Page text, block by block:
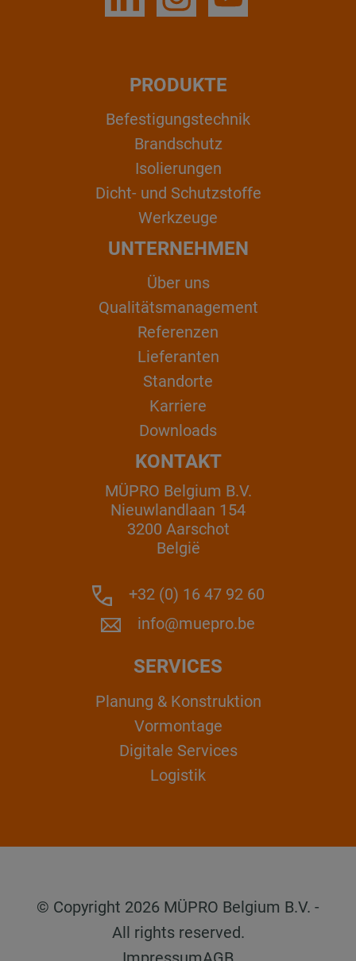
PRODUKTE
Befestigungstechnik
Brandschutz
Isolierungen
Dicht- und Schutzstoffe
Werkzeuge
UNTERNEHMEN
Über uns
Qualitätsmanagement
Referenzen
Lieferanten
Standorte
Karriere
Downloads
KONTAKT
MÜPRO Belgium B.V.
Nieuwlandlaan 154
3200 Aarschot
België
+32 (0) 16 47 92 60
info@muepro.be
SERVICES
Planung & Konstruktion
Vormontage
Digitale Services
Logistik
© Copyright 2026 MÜPRO Belgium B.V. -
All rights reserved.